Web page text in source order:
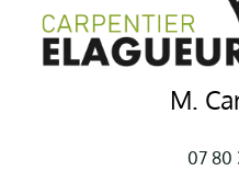
M.
07 80